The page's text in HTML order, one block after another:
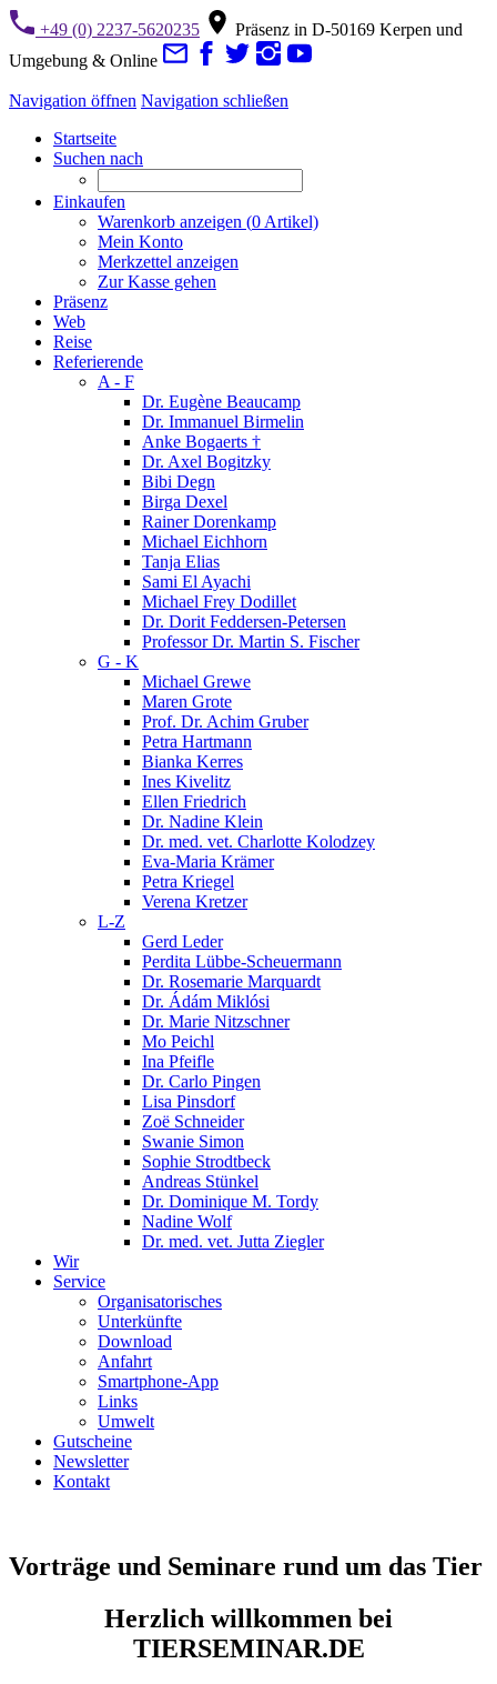
+49 (0) 2237-5620235
Präsenz in D-50169 Kerpen und
Umgebung & Online
Navigation öffnen Navigation schließen
Startseite
Suchen nach
Einkaufen
Warenkorb anzeigen (0 Artikel)
Mein Konto
Merkzettel anzeigen
Zur Kasse gehen
Präsenz
Web
Reise
Referierende
A - F
Dr. Eugène Beaucamp
Dr. Immanuel Birmelin
Anke Bogaerts †
Dr. Axel Bogitzky
Bibi Degn
Birga Dexel
Rainer Dorenkamp
Michael Eichhorn
Tanja Elias
Sami El Ayachi
Michael Frey Dodillet
Dr. Dorit Feddersen-Petersen
Professor Dr. Martin S. Fischer
G - K
Michael Grewe
Maren Grote
Prof. Dr. Achim Gruber
Petra Hartmann
Bianka Kerres
Ines Kivelitz
Ellen Friedrich
Dr. Nadine Klein
Dr. med. vet. Charlotte Kolodzey
Eva-Maria Krämer
Petra Kriegel
Verena Kretzer
L-Z
Gerd Leder
Perdita Lübbe-Scheuermann
Dr. Rosemarie Marquardt
Dr. Ádám Miklósi
Dr. Marie Nitzschner
Mo Peichl
Ina Pfeifle
Dr. Carlo Pingen
Lisa Pinsdorf
Zoë Schneider
Swanie Simon
Sophie Strodtbeck
Andreas Stünkel
Dr. Dominique M. Tordy
Nadine Wolf
Dr. med. vet. Jutta Ziegler
Wir
Service
Organisatorisches
Unterkünfte
Download
Anfahrt
Smartphone-App
Links
Umwelt
Gutscheine
Newsletter
Kontakt
Vorträge und Seminare rund um das Tier
Herzlich willkommen bei
TIERSEMINAR.DE